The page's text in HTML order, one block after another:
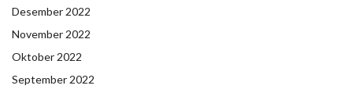
Desember 2022
November 2022
Oktober 2022
September 2022